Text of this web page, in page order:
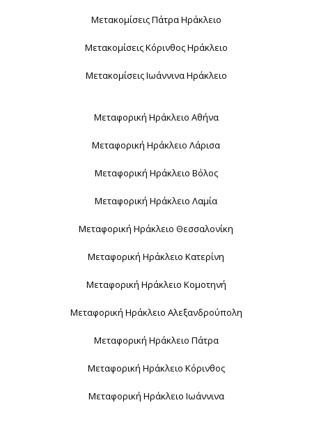
Μετακομίσεις Πάτρα Ηράκλειο
Μετακομίσεις Κόρινθος Ηράκλειο
Μετακομίσεις Ιωάννινα Ηράκλειο
Μεταφορική Ηράκλειο Αθήνα
Μεταφορική Ηράκλειο Λάρισα
Μεταφορική Ηράκλειο Βόλος
Μεταφορική Ηράκλειο Λαμία
Μεταφορική Ηράκλειο Θεσσαλονίκη
Μεταφορική Ηράκλειο Κατερίνη
Μεταφορική Ηράκλειο Κομοτηνή
Μεταφορική Ηράκλειο Αλεξανδρούπολη
Μεταφορική Ηράκλειο Πάτρα
Μεταφορική Ηράκλειο Κόρινθος
Μεταφορική Ηράκλειο Ιωάννινα